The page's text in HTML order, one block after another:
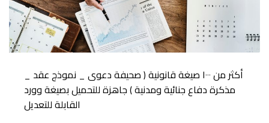
أكثر من ١٠٠٠ صيغة قانونية ( صحيفة دعوى _ نموذج عقد _
مذكرة دفاع جنائية ومدنية ) جاهزة للتحميل بصيغة وورد
القابلة للتعديل